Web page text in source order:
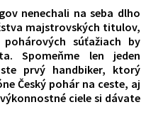
nenechali na seba dlho
majstrovských titulov,
súťažiach by
Spomeňme len jeden
prvý handbiker, ktorý
Český pohár na ceste, aj
ciele si dávate